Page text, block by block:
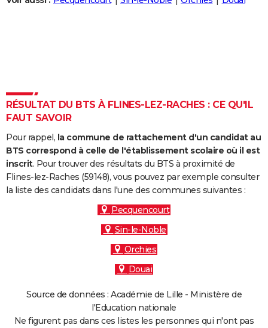
Carte de Noël
Carte Bonne année
Carte Saint-Valentin
Carte Pâques
Carte d'anniversaire
Dictionnaire
Biographies
Citations
Expressions
Proverbes
PROGRAMME TV
COPAINS D'AVANT
S'inscrire
Se connecter
Lycées
Collèges
Primaires
Universités
Entreprises
Service militaire
Avis de recherche
AVIS DE DÉCÈS
RÉSULTAT DU BTS À FLINES-LEZ-RACHES : CE QU'IL
FAUT SAVOIR
Pour rappel, la commune de rattachement d'un candidat au
BTS correspond à celle de l'établissement scolaire où il est
inscrit. Pour trouver des résultats du BTS à proximité de
Flines-lez-Raches (59148), vous pouvez par exemple consulter
la liste des candidats dans l'une des communes suivantes :
Pecquencourt
Sin-le-Noble
Orchies
Douai
Source de données : Académie de Lille - Ministère de
l'Education nationale
Ne figurent pas dans ces listes les personnes qui n'ont pas